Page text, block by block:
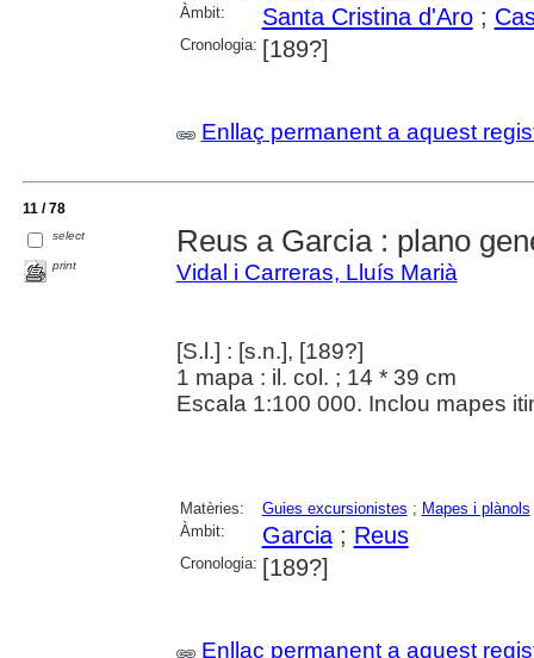
Àmbit:
Santa Cristina d'Aro;
Cronologia: [189?]
Enllaç permanent a aquest
11 / 78
select
print
Reus a Garcia : plano
Vidal i Carreras, Lluís Marià
[S.l.] : [s.n.], [189?]
1 mapa : il. col. ; 14 * 39 cm
Escala 1:100 000. Inclou mapes
Matèries: Guies excursionistes ; Mapes i plànols
Àmbit:
Garcia; Reus
Cronologia: [189?]
Enllaç permanent a aquest